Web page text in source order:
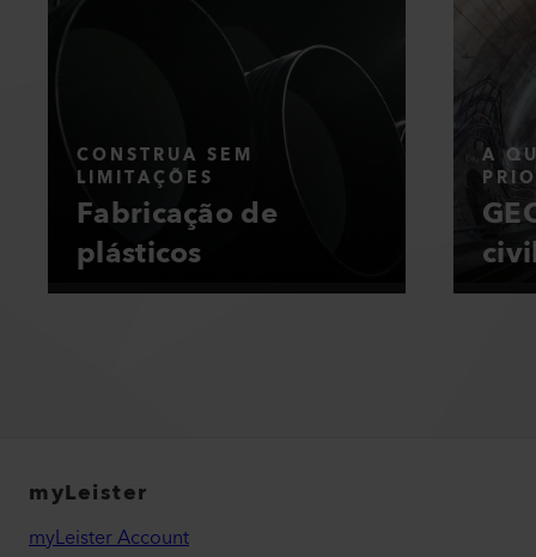
CONSTRUA SEM
LIMITAÇÕES
Fabricação de
plásticos
A
myLeister
myLeister Account